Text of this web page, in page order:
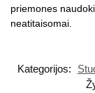
priemones
neatitaisomai.
Kategorijos: